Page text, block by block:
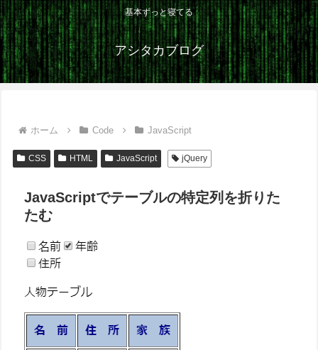
基本ずっと寝てる
アシタカブログ
ホーム Code JavaScript
CSS HTML JavaScript jQuery
JavaScriptでテーブルの特定列を折りた
たむ